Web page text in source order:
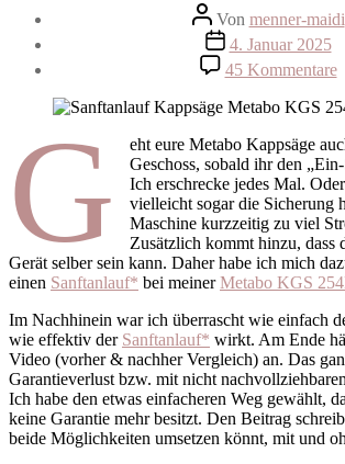
Beitragsautor
Von menner-maidi
Beitragsdatum
4. Januar 2025
45 Kommentarezu
G
eht eure Metabo Kappsäge
Geschoss, sobald ihr den
Ich erschrecke jedes Mal.
vielleicht sogar die Sicherung
Maschine kurzzeitig zu viel
Zusätzlich kommt hinzu, dass
Gerät selber sein kann. Daher habe ich mich
einen Sanftanlauf* bei meinerMetabo KGS
Im Nachhinein war ich überrascht wie einfach
wie effektiv der Sanftanlauf* wirkt. Am Ende
Video (vorher & nachher Vergleich) an. Das
Garantieverlust bzw. mit nicht
Ich habe den etwas einfacheren Weg gewählt,
keine Garantie mehr besitzt. Den Beitrag
beide Möglichkeiten umsetzen könnt, mit und